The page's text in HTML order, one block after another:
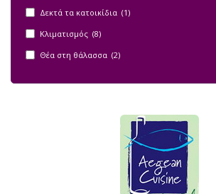
Δεκτά τα κατοικίδια (1)
Κλιματισμός (8)
Θέα στη θάλασσα (2)